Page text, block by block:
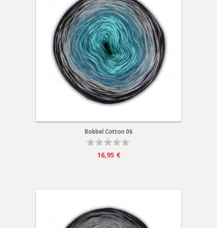
Bobbel Cotton 06
16,95 €